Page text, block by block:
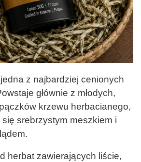
z najbardziej cenionych
głównie z młodych,
krzewu herbacianego,
srebrzystym meszkiem i
herbat zawierających liście,